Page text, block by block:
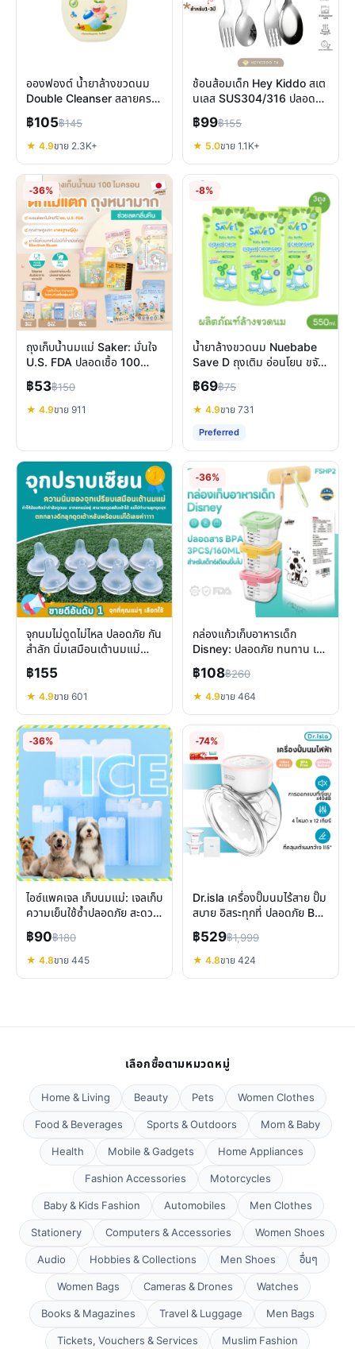
อองฟองต์ น้ำยาล้างขวดนม
Double Cleanser สลายคราบ
โปรตีน ยับยั้งแบคทีเรีย
ปลอดภัย
฿105฿145
★ 4.9ขาย 2.3K+
ช้อนส้อมเด็ก Hey Kiddo สเต
นเลส SUS304/316 ปลอดภัย
สูงสำหรับลูกน้อย 8 เดือน+
฿99฿155
★ 5.0ขาย 1.1K+
-36%
ถุงเก็บน้ำนมแม่ Saker: มั่นใจ
U.S. FDA ปลอดเชื้อ 100
ไมครอน เพื่อลูกน้อย
฿53฿150
★ 4.9ขาย 911
-8%
น้ำยาล้างขวดนม Nuebabe
Save D ถุงเติม อ่อนโยน ขจัด
คราบและกลิ่นคาว
฿69฿75
★ 4.9ขาย 731
Preferred
จุกนมไม่ดูดไม่ไหล ปลอดภัย กัน
สำลัก นิ่มเสมือนเต้านมแม่
สำหรับเด็ก
฿155
★ 4.9ขาย 601
-36%
กล่องแก้วเก็บอาหารเด็ก
Disney: ปลอดภัย ทนทาน เข้า
ไมโครเวฟ แช่แข็งได้
฿108฿260
★ 4.9ขาย 464
-36%
ไอซ์แพคเจล เก็บนมแม่: เจลเก็บ
ความเย็นใช้ซ้ำปลอดภัย สะดวก
ทุกการเดินทาง
฿90฿180
★ 4.8ขาย 445
-74%
Dr.isla เครื่องปั๊มนมไร้สาย ปั๊ม
สบาย อิสระทุกที่ ปลอดภัย BPA
Free
฿529฿1,999
★ 4.8ขาย 424
เลือกซื้อตามหมวดหมู่
Home & Living Beauty Pets
Women Clothes
Food & Beverages
Sports & Outdoors
Mom & Baby
Health
Mobile & Gadgets
Home Appliances
Fashion Accessories
Motorcycles
Baby & Kids Fashion
Automobiles
Men Clothes
Stationery
Computers & Accessories
Women Shoes
Audio
Hobbies & Collections Men Shoes
อื่นๆ
Women Bags
Cameras & Drones
Watches
Books & Magazines
Travel & Luggage
Men Bags
Tickets, Vouchers & Services
Muslim Fashion